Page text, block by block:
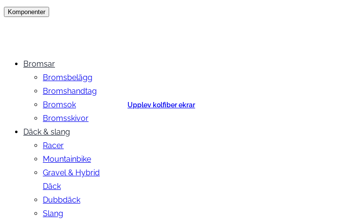
Komponenter
Bromsar
Bromsbelägg
Bromshandtag
Bromsok
Bromsskivor
Däck & slang
Racer
Mountainbike
Gravel & Hybrid
Däck
Dubbdäck
Slang
Upplev kolfiber ekrar